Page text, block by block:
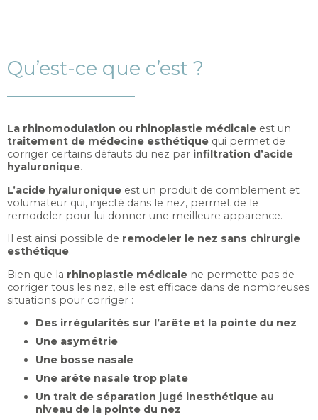
Qu’est-ce que c’est ?
La rhinomodulation ou rhinoplastie médicale est un
traitement de médecine esthétique qui permet de
corriger certains défauts du nez par infiltration d’acide
hyaluronique.
L’acide hyaluronique est un produit de comblement et
volumateur qui, injecté dans le nez, permet de le
remodeler pour lui donner une meilleure apparence.
Il est ainsi possible de remodeler le nez sans chirurgie
esthétique.
Bien que la rhinoplastie médicale ne permette pas de
corriger tous les nez, elle est efficace dans de nombreuses
situations pour corriger :
Des irrégularités sur l’arête et la pointe du nez
Une asymétrie
Une bosse nasale
Une arête nasale trop plate
Un trait de séparation jugé inesthétique au
niveau de la pointe du nez